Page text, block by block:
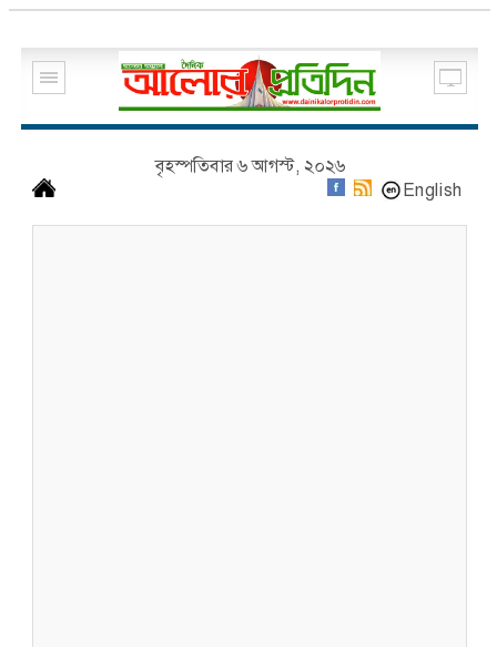
বৃহস্পতিবার ৬ আগস্ট, ২০২৬
English